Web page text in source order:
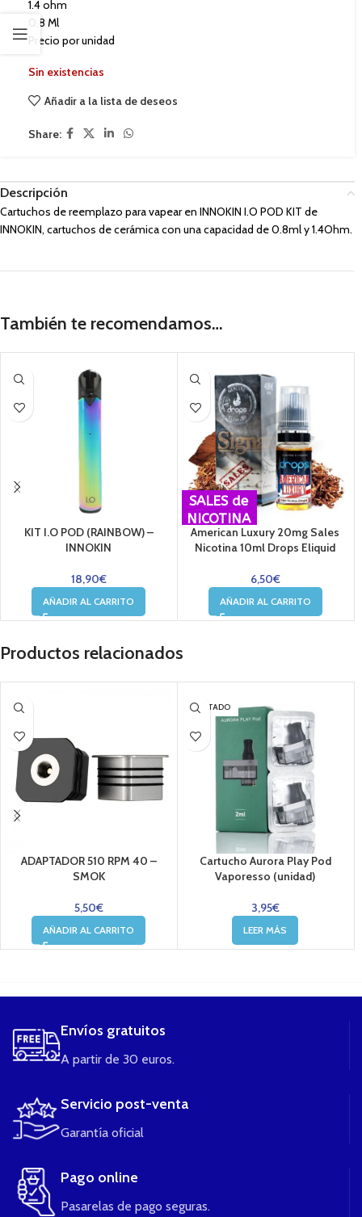
1.4 ohm
0,8 Ml
Precio por unidad
Sin existencias
Añadir a la lista de deseos
Share:
Descripción
Cartuchos de reemplazo para vapear en INNOKIN I.O POD KIT de
INNOKIN, cartuchos de cerámica con una capacidad de 0.8ml y 1.4Ohm.
También te recomendamos…
KIT I.O POD (RAINBOW) –
INNOKIN
18,90€
AÑADIR AL CARRITO
SALES de
NICOTINA
American Luxury 20mg Sales
Nicotina 10ml Drops Eliquid
6,50€
AÑADIR AL CARRITO
Productos relacionados
ADAPTADOR 510 RPM 40 –
SMOK
5,50€
AÑADIR AL CARRITO
AGOTADO
Cartucho Aurora Play Pod
Vaporesso (unidad)
3,95€
LEER MÁS
Envíos gratuitos
A partir de 30 euros.
Servicio post-venta
Garantía oficial
Pago online
Pasarelas de pago seguras.